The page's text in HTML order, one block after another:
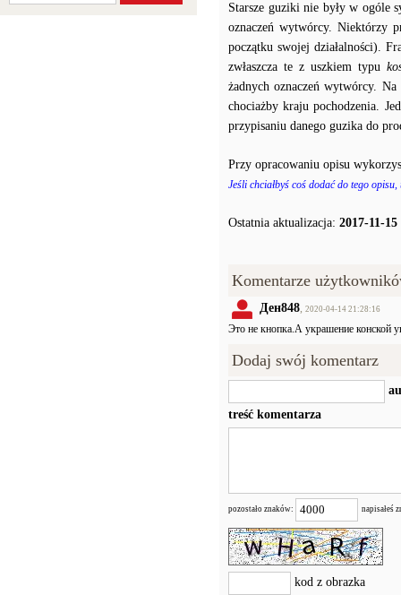
Starsze guziki nie były w ogóle
oznaczeń wytwórcy. Niektórzy
początku swojej działalności).
zwłaszcza te z uszkiem typu
żadnych oznaczeń wytwórcy.
chociażby kraju pochodzenia.
przypisaniu danego guzika do
Przy opracowaniu opisu
Jeśli chciałbyś coś dodać do tego
Ostatnia aktualizacja: 2017-11-15
Komentarze
Ден848, 2020-04-14 21:28:16
Это не кнопка.А украшение конской
Dodaj swój komentarz
treść komentarza
pozostało znaków: napisałeś
kod z obrazka